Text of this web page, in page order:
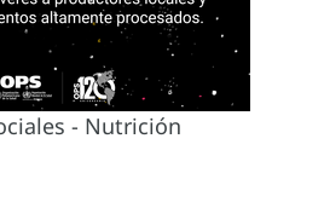
- Nutrición